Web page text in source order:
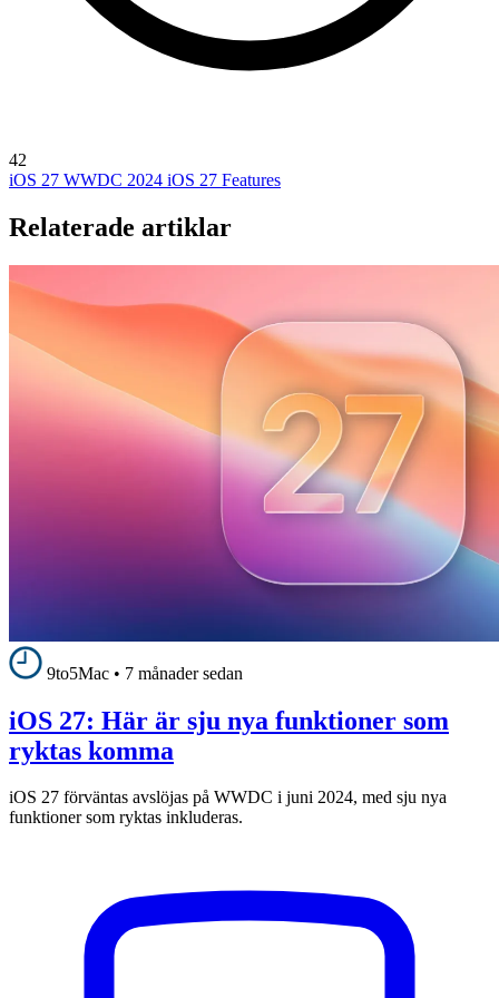
42
iOS 27 WWDC 2024 iOS 27 Features
Relaterade artiklar
9to5Mac • 7 månader sedan
iOS 27: Här är sju nya funktioner som
ryktas komma
iOS 27 förväntas avslöjas på WWDC i juni 2024, med sju nya
funktioner som ryktas inkluderas.